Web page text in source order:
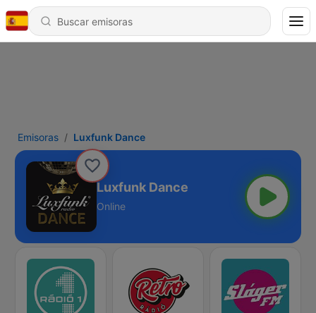
Emisoras Luxfunk Dance
Luxfunk Dance
Online